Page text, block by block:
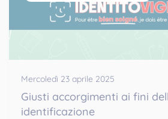
Mercoledì 23 aprile 2025
Giusti accorgimenti ai fini
identificazione